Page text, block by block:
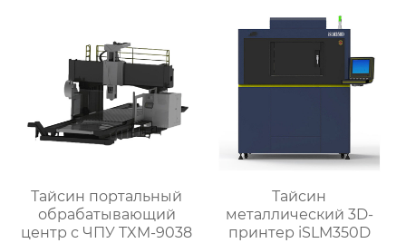
Тайсин портальный
обрабатывающий
центр с ЧПУ TXM-9038
Тайсин
металлический 3D-
принтер iSLM350D